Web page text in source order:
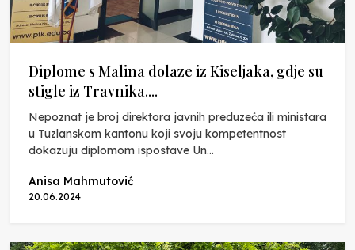
Diplome s Malina dolaze iz Kiseljaka, gdje su
stigle iz Travnika....
Nepoznat je broj direktora javnih preduzeća ili ministara
u Tuzlanskom kantonu koji svoju kompetentnost
dokazuju diplomom ispostave Un...
Anisa Mahmutović
20.06.2024